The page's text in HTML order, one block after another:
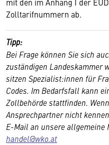
mit den im Anhang I der
Zolltarifnummern ab.
Tipp:
Bei Frage können Sie sich
zuständigen Landeskammer
sitzen Spezialist:innen für
Codes. Im Bedarfsfall kann
Zollbehörde stattfinden.
Ansprechpartner nicht
E-Mail an unsere allgemeine
handel@wko.at